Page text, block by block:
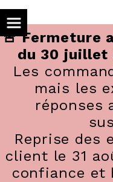
🚨 Fermeture
du 30 juillet
Les
mais les
réponses
Reprise des
client le 31
confiance et